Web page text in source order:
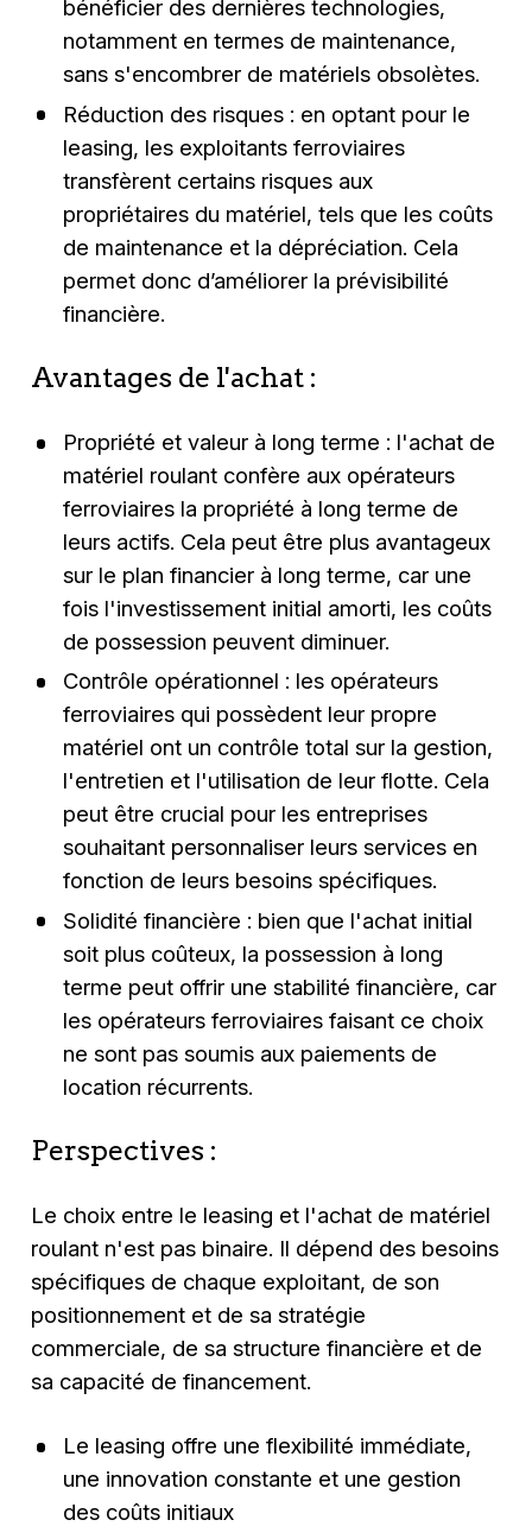
bénéficier des dernières technologies,
notamment en termes de maintenance,
sans s'encombrer de matériels obsolètes.
Réduction des risques : en optant pour le
leasing, les exploitants ferroviaires
transfèrent certains risques aux
propriétaires du matériel, tels que les coûts
de maintenance et la dépréciation. Cela
permet donc d’améliorer la prévisibilité
financière.
Avantages de l'achat :
Propriété et valeur à long terme : l'achat de
matériel roulant confère aux opérateurs
ferroviaires la propriété à long terme de
leurs actifs. Cela peut être plus avantageux
sur le plan financier à long terme, car une
fois l'investissement initial amorti, les coûts
de possession peuvent diminuer.
Contrôle opérationnel : les opérateurs
ferroviaires qui possèdent leur propre
matériel ont un contrôle total sur la gestion,
l'entretien et l'utilisation de leur flotte. Cela
peut être crucial pour les entreprises
souhaitant personnaliser leurs services en
fonction de leurs besoins spécifiques.
Solidité financière : bien que l'achat initial
soit plus coûteux, la possession à long
terme peut offrir une stabilité financière, car
les opérateurs ferroviaires faisant ce choix
ne sont pas soumis aux paiements de
location récurrents.
Perspectives :
Le choix entre le leasing et l'achat de matériel
roulant n'est pas binaire. Il dépend des besoins
spécifiques de chaque exploitant, de son
positionnement et de sa stratégie
commerciale, de sa structure financière et de
sa capacité de financement.
Le leasing offre une flexibilité immédiate,
une innovation constante et une gestion
des coûts initiaux